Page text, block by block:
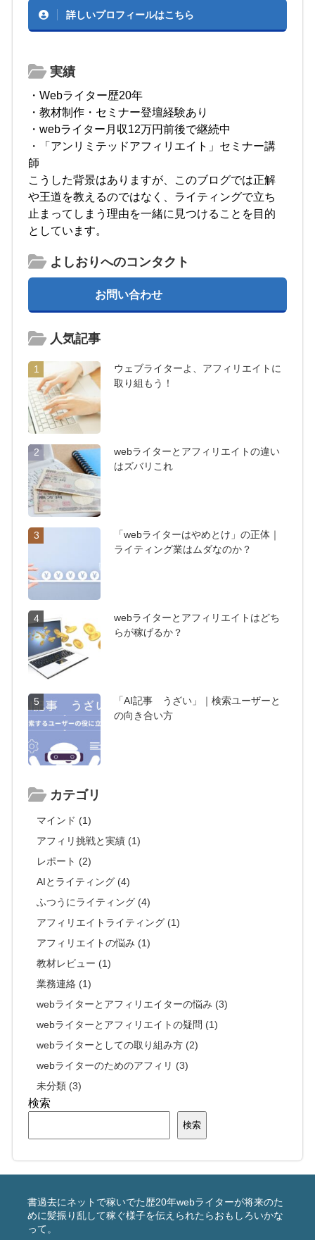
詳しいプロフィールはこちら
実績
・Webライター歴20年
・教材制作・セミナー登壇経験あり
・webライター月収12万円前後で継続中
・「アンリミテッドアフィリエイト」セミナー講
師
こうした背景はありますが、このブログでは正解
や王道を教えるのではなく、ライティングで立ち
止まってしまう理由を一緒に見つけることを目的
としています。
よしおりへのコンタクト
お問い合わせ
人気記事
1
ウェブライターよ、アフィリエイトに
取り組もう！
2
webライターとアフィリエイトの違い
はズバリこれ
3
「webライターはやめとけ」の正体｜
ライティング業はムダなのか？
4
webライターとアフィリエイトはどち
らが稼げるか？
5
「AI記事 うざい」｜検索ユーザーと
の向き合い方
カテゴリ
マインド (1)
アフィリ挑戦と実績 (1)
レポート (2)
AIとライティング (4)
ふつうにライティング (4)
アフィリエイトライティング (1)
アフィリエイトの悩み (1)
教材レビュー (1)
業務連絡 (1)
webライターとアフィリエイターの悩み (3)
webライターとアフィリエイトの疑問 (1)
webライターとしての取り組み方 (2)
webライターのためのアフィリ (3)
未分類 (3)
検索
検索
書過去にネットで稼いでた歴20年webライターが将来のた
めに髪振り乱して稼ぐ様子を伝えられたらおもしろいかな
って。